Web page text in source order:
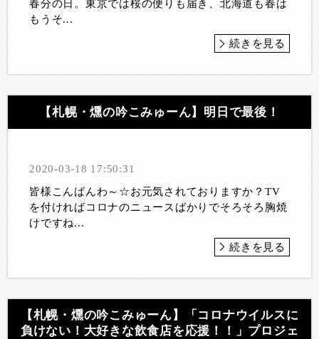
春分の日。東京では桜の便りも届き、北海道も春は
もうそ...
続きを見る
【札幌・燻の吟こみゅーん】明日で最後！
2020-03-18 17:50:31
皆様こんばんわ～☆お元気されておりますか？TV
を付ければコロナのニュースばかりでそろそろ胸焼
けですね...
続きを見る
【札幌・燻の吟こみゅーん】「コロナウイルスに
負けない！大好きな飲食店を応援！！」プロジェ